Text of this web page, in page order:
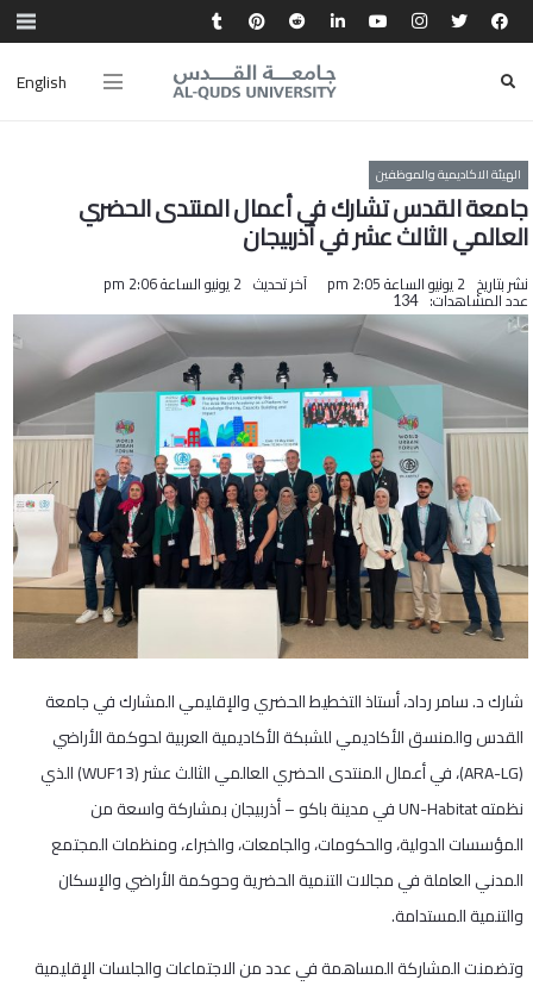
English
الهيئة الاكاديمية والموظفين
جامعة القدس تشارك في أعمال المنتدى الحضري
العالمي الثالث عشر في أذربيجان
نشر بتاريخ 2 يونيو الساعة 2:05 pm آخر تحديث 2 يونيو الساعة 2:06 pm
عدد المشاهدات: 134
شارك د. سامر رداد، أستاذ التخطيط الحضري والإقليمي المشارك في جامعة
القدس والمنسق الأكاديمي للشبكة الأكاديمية العربية لحوكمة الأراضي
(ARA-LG)، في أعمال المنتدى الحضري العالمي الثالث عشر (WUF13) الذي
نظمته UN-Habitat في مدينة باكو – أذربيجان بمشاركة واسعة من
المؤسسات الدولية، والحكومات، والجامعات، والخبراء، ومنظمات المجتمع
المدني العاملة في مجالات التنمية الحضرية وحوكمة الأراضي والإسكان
والتنمية المستدامة.
وتضمنت المشاركة المساهمة في عدد من الاجتماعات والجلسات الإقليمية